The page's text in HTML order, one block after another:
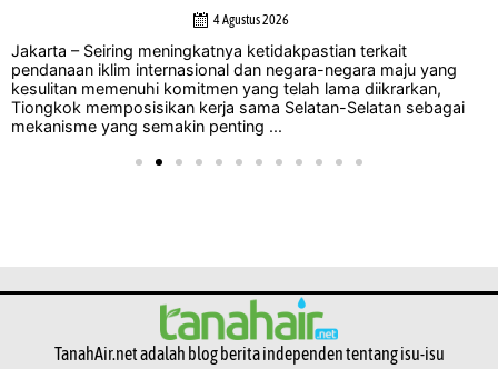
4 Agustus 2026
Jakarta – Seiring meningkatnya ketidakpastian terkait
pendanaan iklim internasional dan negara-negara maju yang
kesulitan memenuhi komitmen yang telah lama diikrarkan,
Tiongkok memposisikan kerja sama Selatan-Selatan sebagai
mekanisme yang semakin penting ...
TanahAir.net adalah blog berita independen tentang isu-isu